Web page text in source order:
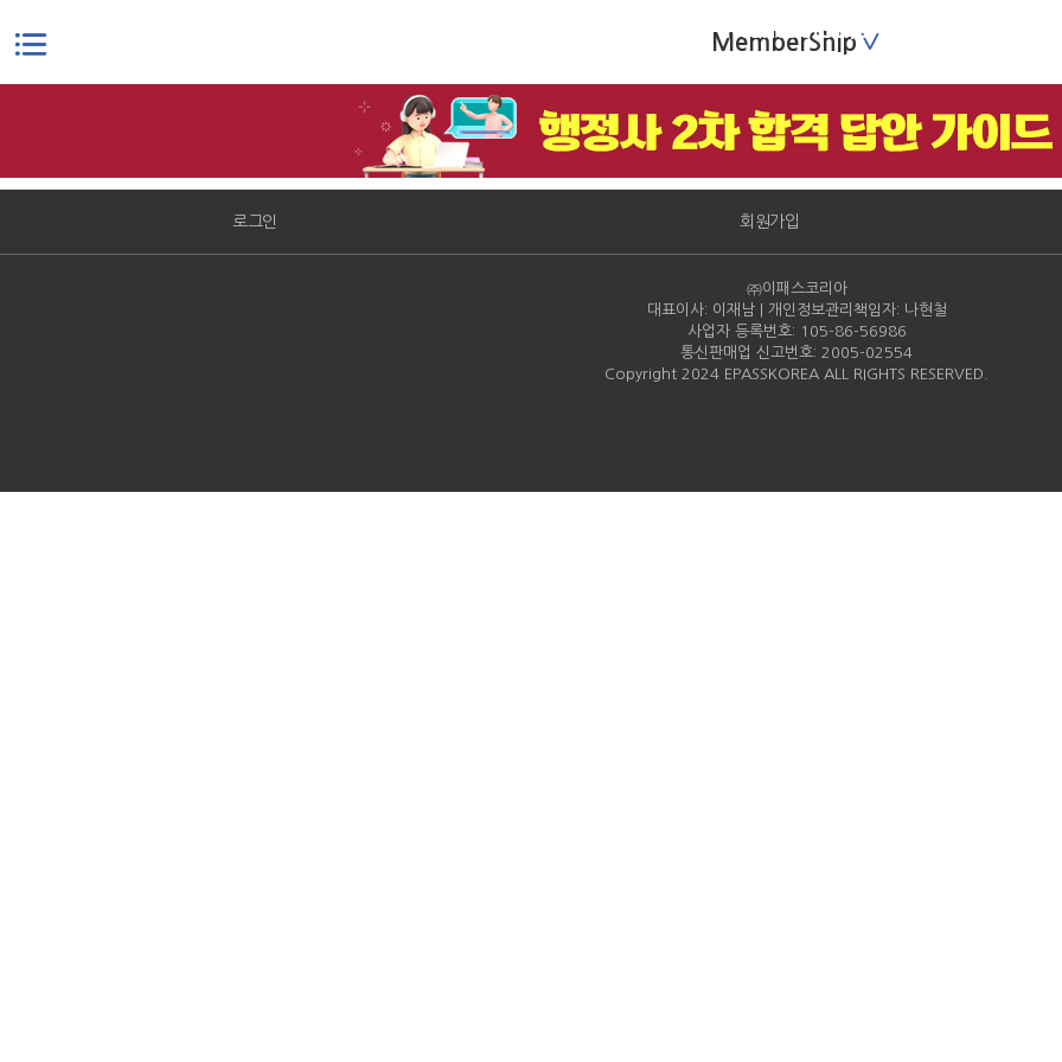
MemberShip ∨
MemberShip
로그인 회원가입
㈜이패스코리아
대표이사: 이재남 | 개인정보관리책임자: 나현철
사업자 등록번호: 105-86-56986
통신판매업 신고번호: 2005-02554
Copyright 2024 EPASSKOREA ALL RIGHTS RESERVED.